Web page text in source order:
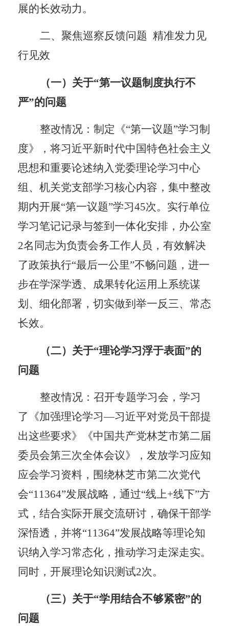
展的长效动力。
二、聚焦巡察反馈问题 精准发力见
行见效
（一） 关于“第一议题制度执行不
严”的问题
整改情况：制定《“第一议题”学习制
度》，将习近平新时代中国特色社会主义
思想和重要论述纳入 党委理论学习中心
组 、机关党支部学习核心内容，集中整改
期内开展“第一议题”学习45次。 实行单位
学习笔记记录与签到一体化安排，办公室
2名同志为负责会务工作人员， 有效解决
了政策执行“最后一公里”不畅问题 ，进一
步在学深学透、成果转化运用上系统谋
划、细化部署，切实做到举一反三、常态
长效。
（二）关于“理论学习浮于表面”的
问题
整改情况： 召开专题学习会，学习
了《加强理论学习—习近平对党员干部提
出这些要求》《中国共产党林芝市第二届
委员会第三次全体会议》，发放学习应知
应会学习资料， 围绕林芝市第二次党代
会“11364”发展战略，通过“线上+线下”方
式，结合实际开展交流研讨， 确保干部学
深悟透，并将“11364”发展战略等理论知
识纳入学习常态化，推动学习走深走实。
同时，开展理论知识测试2次。
（三）关于“学用结合不够紧密”的
问题